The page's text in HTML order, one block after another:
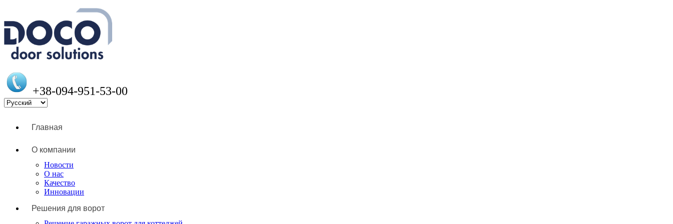
+38-094-951-53-00
Главная
О компании
Новости
О нас
Качество
Инновации
Решения для ворот